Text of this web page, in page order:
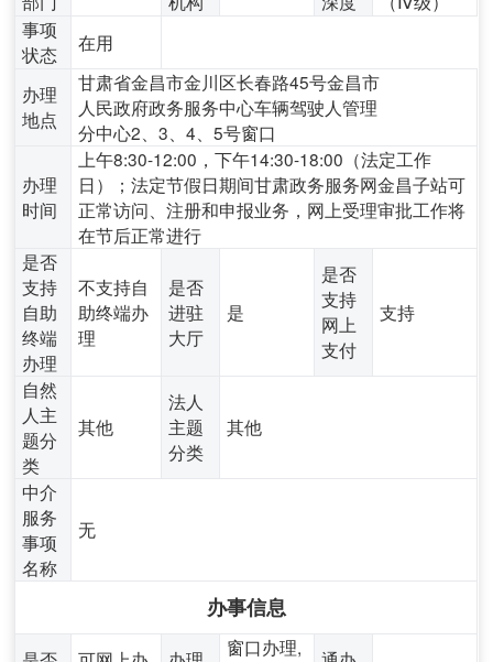
事项
状态
在用
办理
地点
甘肃省金昌市金川区长春路45号金昌市
人民政府政务服务中心车辆驾驶人管理
分中心2、3、4、5号窗口
办理
时间
上午8:30-12:00，下午14:30-18:00（法定工作
日）；法定节假日期间甘肃政务服务网金昌子站可
正常访问、注册和申报业务，网上受理审批工作将
在节后正常进行
是否
支持
自助
终端
办理
不支持自
助终端办
理
是否
进驻
大厅
是
是否
支持
网上
支付
支持
自然
人主
题分
类
其他
法人
主题
分类
其他
中介
服务
事项
名称
无
办事信息
窗口办理,